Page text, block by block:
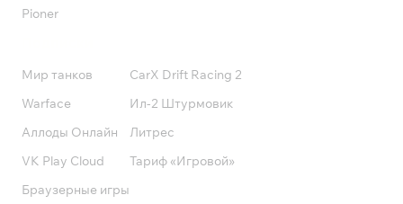
Pioner
Мир танков
Warface
Аллоды Онлайн
VK Play Cloud
Браузерные игры
CarX Drift Racing 2
Ил-2 Штурмовик
Литрес
Тариф «Игровой»